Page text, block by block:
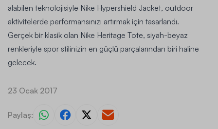
alabilen teknolojisiyle Nike Hypershield Jacket, outdoor
aktivitelerde performansınızı artırmak için tasarlandı.
Gerçek bir klasik olan Nike Heritage Tote, siyah-beyaz
renkleriyle spor stilinizin en güçlü parçalarından biri haline
gelecek.
23 Ocak 2017
Paylaş: